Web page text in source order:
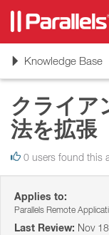
ToggleKnowledge Base
クライア
法を拡張
0 users found this
Applies to:
Parallels Remote
Last Review: Nov